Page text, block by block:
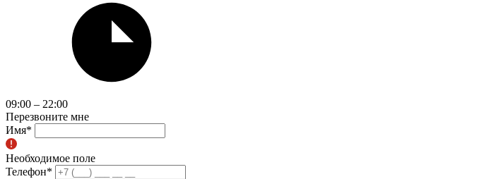
09:00 – 22:00
Перезвоните мне
Имя*
Необходимое поле
Телефон*